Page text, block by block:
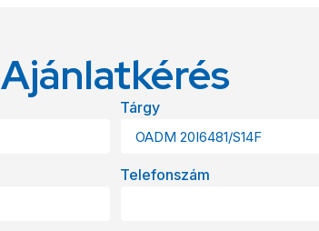
Ajánlatkérés
Tárgy
Telefonszám